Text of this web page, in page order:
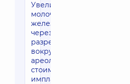
Увеличение
молочных
желез
через
разрез
вокруг
ареолы (без
стоимости
имплантов)